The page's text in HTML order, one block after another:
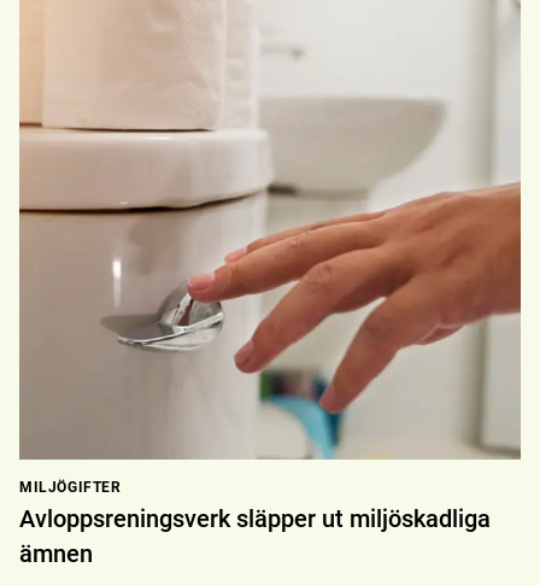
MILJÖGIFTER
Avloppsreningsverk släpper ut miljöskadliga
ämnen